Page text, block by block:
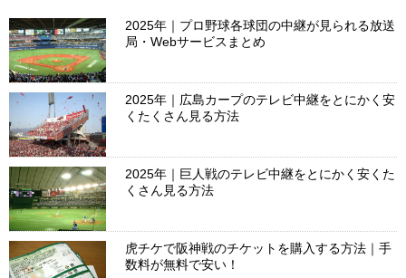
2025年｜プロ野球各球団の中継が見られる放送
局・Webサービスまとめ
2025年｜広島カープのテレビ中継をとにかく安
くたくさん見る方法
2025年｜巨人戦のテレビ中継をとにかく安くた
くさん見る方法
虎チケで阪神戦のチケットを購入する方法｜手
数料が無料で安い！